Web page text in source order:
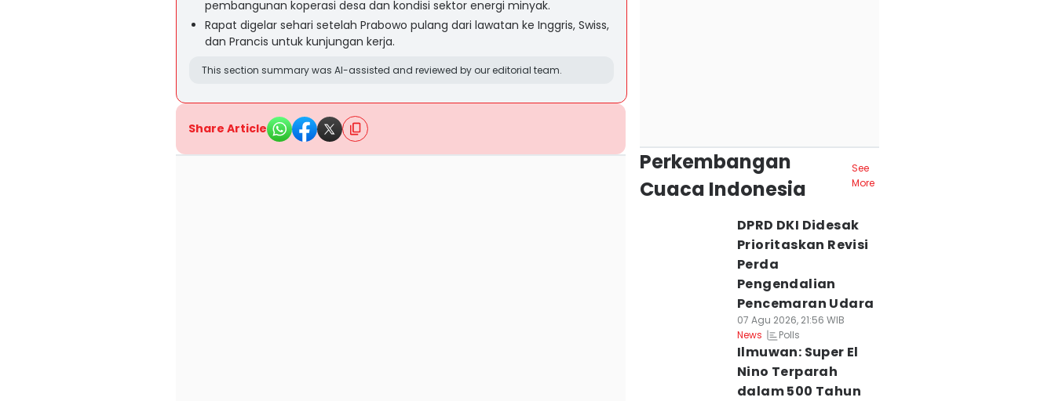
pembangunan koperasi desa dan kondisi sektor energi minyak.
Rapat digelar sehari setelah Prabowo pulang dari lawatan ke Inggris, Swiss,
dan Prancis untuk kunjungan kerja.
This section summary was AI-assisted and reviewed by our editorial team.
Share Article
Perkembangan
Cuaca Indonesia
See
More
DPRD DKI Didesak
Prioritaskan Revisi
Perda
Pengendalian
Pencemaran Udara
07 Agu 2026, 21:56 WIB
News
Polls
Ilmuwan: Super El
Nino Terparah
dalam 500 Tahun